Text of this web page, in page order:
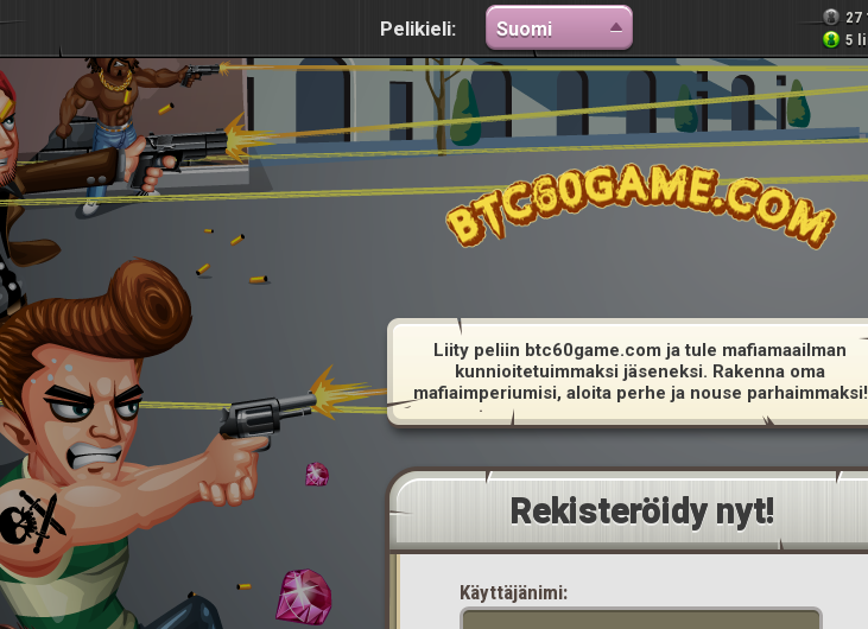
Pelikieli: Suomi
27
5
Liity peliin btc60game.com ja tule mafiamaailman
kunnioitetuimmaksi jäseneksi. Rakenna oma
mafiaimperiumisi, aloita perhe ja nouse parhaimmaksi!
Rekisteröidy nyt!
Käyttäjänimi: